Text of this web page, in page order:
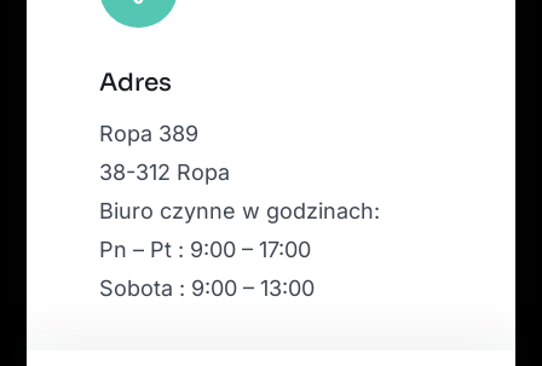
|Map tiles by
OpenStreetMap, under ODbL.
Adres
Ropa 389
38-312 Ropa
Biuro czynne w godzinach:
Pn – Pt : 9:00 – 17:00
Sobota : 9:00 – 13:00